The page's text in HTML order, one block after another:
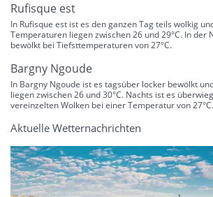
Rufisque est
In Rufisque est ist es den ganzen Tag teils wolkig
Temperaturen liegen zwischen 26 und 29°C. In der
bewölkt bei Tiefsttemperaturen von 27°C.
Bargny Ngoude
In Bargny Ngoude ist es tagsüber locker bewölkt
liegen zwischen 26 und 30°C. Nachts ist es
vereinzelten Wolken bei einer Temperatur von 27°C.
Aktuelle Wetternachrichten